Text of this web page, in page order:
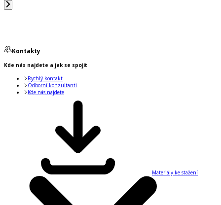
Kontakty
Kde nás najdete a jak se spojit
Rychlý kontakt
Odborní konzultanti
Kde nás najdete
Materiály ke stažení